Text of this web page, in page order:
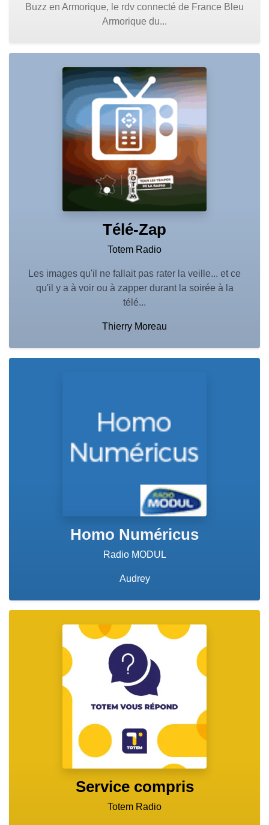
Buzz en Armorique, le rdv connecté de France Bleu
Armorique du...
Télé-Zap
Totem Radio
Les images qu'il ne fallait pas rater la veille... et ce
qu'il y a à voir ou à zapper durant la soirée à la
télé...
Thierry Moreau
Homo Numéricus
Radio MODUL
Audrey
Service compris
Totem Radio